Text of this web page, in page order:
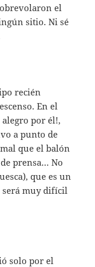
el
sitio. Ni sé
recién
En el
alegro por él!,
a punto de
que el balón
prensa… No
que es un
será muy difícil
solo por el